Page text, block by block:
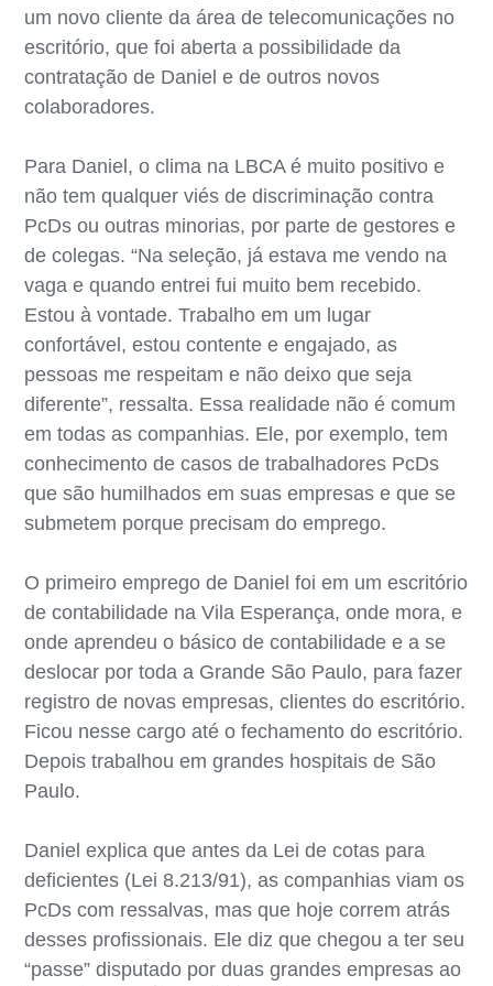
um novo cliente da área de telecomunicações no
escritório, que foi aberta a possibilidade da
contratação de Daniel e de outros novos
colaboradores.
Para Daniel, o clima na LBCA é muito positivo e
não tem qualquer viés de discriminação contra
PcDs ou outras minorias, por parte de gestores e
de colegas. “Na seleção, já estava me vendo na
vaga e quando entrei fui muito bem recebido.
Estou à vontade. Trabalho em um lugar
confortável, estou contente e engajado, as
pessoas me respeitam e não deixo que seja
diferente”, ressalta. Essa realidade não é comum
em todas as companhias. Ele, por exemplo, tem
conhecimento de casos de trabalhadores PcDs
que são humilhados em suas empresas e que se
submetem porque precisam do emprego.
O primeiro emprego de Daniel foi em um escritório
de contabilidade na Vila Esperança, onde mora, e
onde aprendeu o básico de contabilidade e a se
deslocar por toda a Grande São Paulo, para fazer
registro de novas empresas, clientes do escritório.
Ficou nesse cargo até o fechamento do escritório.
Depois trabalhou em grandes hospitais de São
Paulo.
Daniel explica que antes da Lei de cotas para
deficientes (Lei 8.213/91), as companhias viam os
PcDs com ressalvas, mas que hoje correm atrás
desses profissionais. Ele diz que chegou a ter seu
“passe” disputado por duas grandes empresas ao